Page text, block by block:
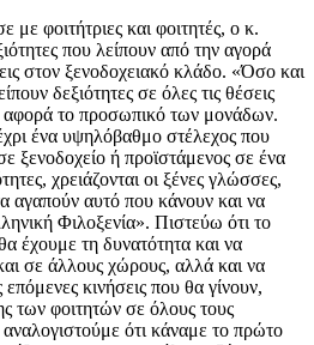
φοιτήτριες και φοιτητές, ο κ.
που λείπουν από την αγορά
στον ξενοδοχειακό κλάδο. «Όσο και
δεξιότητες σε όλες τις θέσεις
το προσωπικό των μονάδων.
ένα υψηλόβαθμο στέλεχος που
ξενοδοχείο ή προϊστάμενος σε ένα
χρειάζονται οι ξένες γλώσσες,
αγαπούν αυτό που κάνουν και να
Φιλοξενία». Πιστεύω ότι το
έχουμε τη δυνατότητα και να
σε άλλους χώρους, αλλά και να
κινήσεις που θα γίνουν,
των φοιτητών σε όλους τους
ότι κάναμε το πρώτο